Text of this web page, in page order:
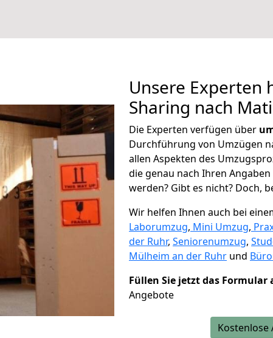
Unsere Experten
Sharing nach
Die Experten verfügen über
Durchführung von Umzügen
allen Aspekten des
die genau nach Ihren
werden? Gibt es nicht? Doch,
Wir helfen Ihnen auch bei
Laborumzug, Mini Umzug,
der Ruhr, Seniorenumzug,
Mülheim an der Ruhr und
Füllen Sie jetzt das Formular
Angebote
Kostenlose